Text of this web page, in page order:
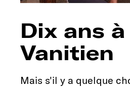
Dix ans à
Vanitien
Mais s'il y a quelque